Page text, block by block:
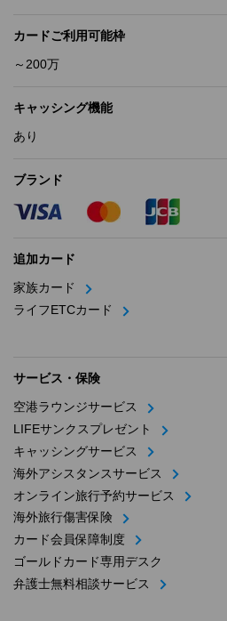
カードご利用可能枠
～200万
キャッシング機能
あり
ブランド
追加カード
家族カード
ライフETCカード
サービス・保険
空港ラウンジサービス
LIFEサンクスプレゼント
キャッシングサービス
海外アシスタンスサービス
オンライン旅行予約サービス
海外旅行傷害保険
カード会員保障制度
ゴールドカード専用デスク
弁護士無料相談サービス